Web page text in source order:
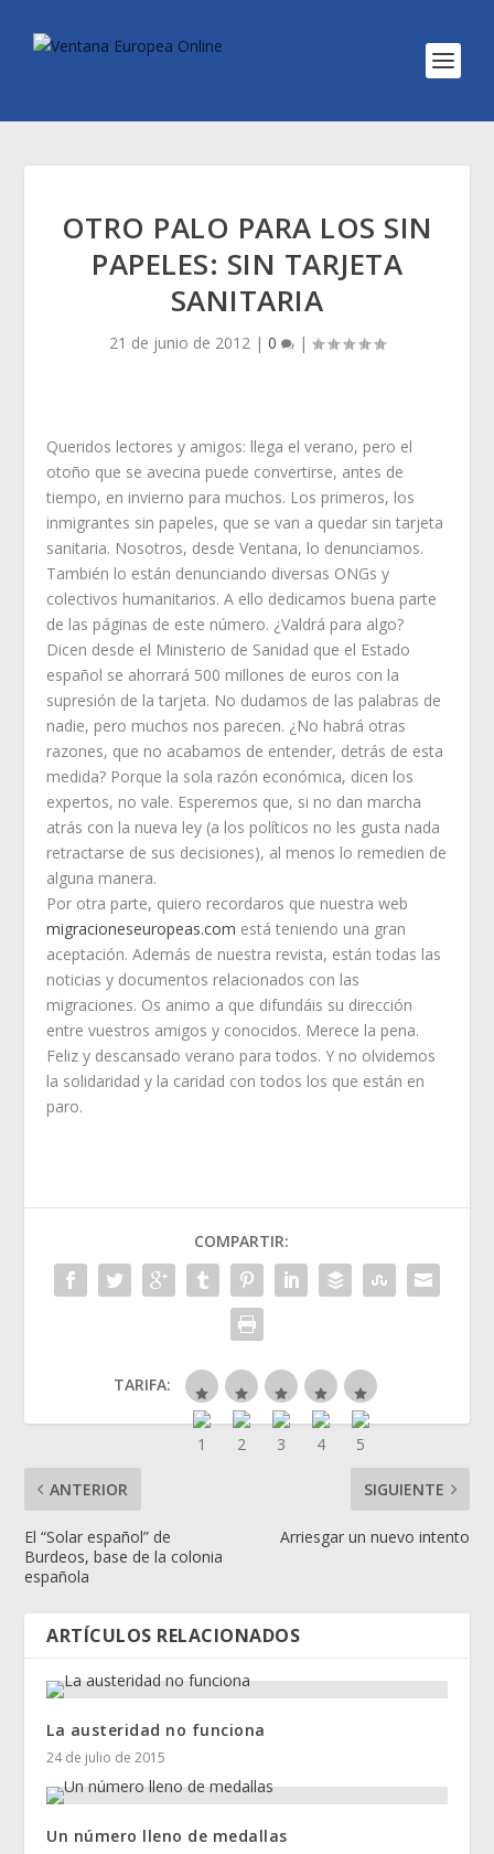
OTRO PALO PARA LOS SIN
PAPELES: SIN TARJETA
SANITARIA
21 de junio de 2012 | 0 |
Queridos lectores y amigos: llega el verano, pero el
otoño que se avecina puede convertirse, antes de
tiempo, en invierno para muchos. Los primeros, los
inmigrantes sin papeles, que se van a quedar sin tarjeta
sanitaria. Nosotros, desde Ventana, lo denunciamos.
También lo están denunciando diversas ONGs y
colectivos humanitarios. A ello dedicamos buena parte
de las páginas de este número. ¿Valdrá para algo?
Dicen desde el Ministerio de Sanidad que el Estado
español se ahorrará 500 millones de euros con la
supresión de la tarjeta. No dudamos de las palabras de
nadie, pero muchos nos parecen. ¿No habrá otras
razones, que no acabamos de entender, detrás de esta
medida? Porque la sola razón económica, dicen los
expertos, no vale. Esperemos que, si no dan marcha
atrás con la nueva ley (a los políticos no les gusta nada
retractarse de sus decisiones), al menos lo remedien de
alguna manera.
Por otra parte, quiero recordaros que nuestra web
migracioneseuropeas.com está teniendo una gran
aceptación. Además de nuestra revista, están todas las
noticias y documentos relacionados con las
migraciones. Os animo a que difundáis su dirección
entre vuestros amigos y conocidos. Merece la pena.
Feliz y descansado verano para todos. Y no olvidemos
la solidaridad y la caridad con todos los que están en
paro.
COMPARTIR:
TARIFA:
ANTERIOR
El “Solar español” de
Burdeos, base de la colonia
española
SIGUIENTE
Arriesgar un nuevo intento
ARTÍCULOS RELACIONADOS
La austeridad no funciona
24 de julio de 2015
Un número lleno de medallas